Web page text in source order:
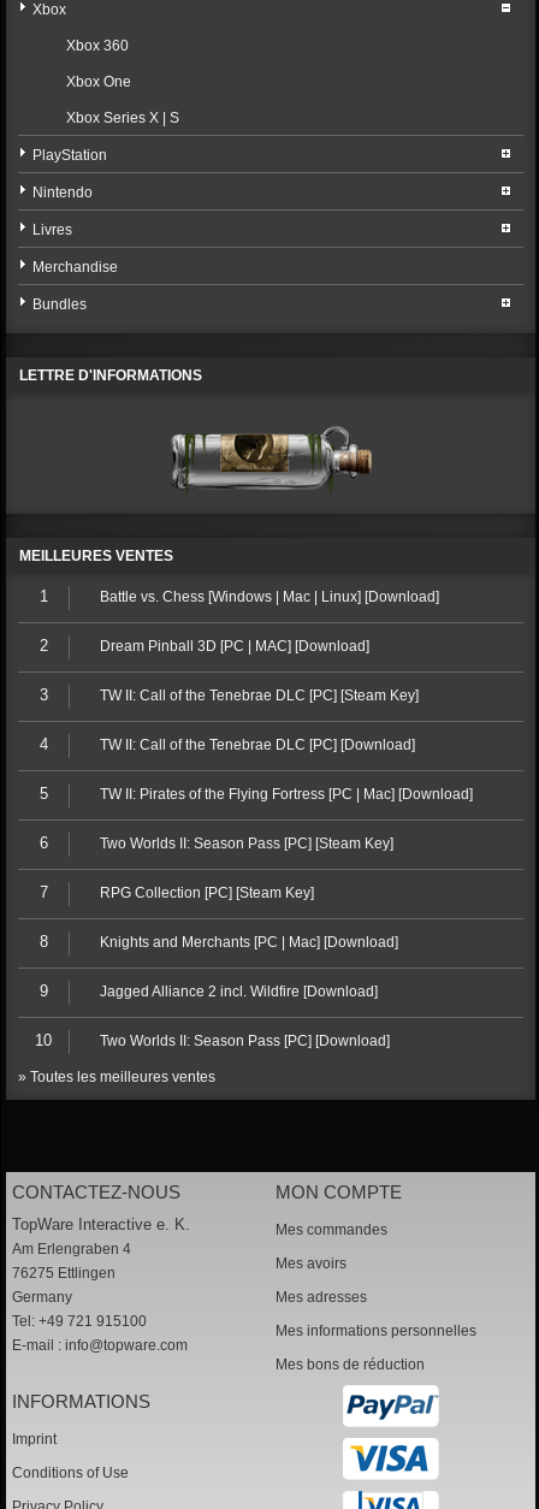
Xbox
Xbox 360
Xbox One
Xbox Series X | S
PlayStation
Nintendo
Livres
Merchandise
Bundles
LETTRE D'INFORMATIONS
MEILLEURES VENTES
1 Battle vs. Chess [Windows | Mac | Linux] [Download]
2 Dream Pinball 3D [PC | MAC] [Download]
3 TW II: Call of the Tenebrae DLC [PC] [Steam Key]
4 TW II: Call of the Tenebrae DLC [PC] [Download]
5 TW II: Pirates of the Flying Fortress [PC | Mac] [Download]
6 Two Worlds II: Season Pass [PC] [Steam Key]
7 RPG Collection [PC] [Steam Key]
8 Knights and Merchants [PC | Mac] [Download]
9 Jagged Alliance 2 incl. Wildfire [Download]
10 Two Worlds II: Season Pass [PC] [Download]
» Toutes les meilleures ventes
CONTACTEZ-NOUS
TopWare Interactive e. K.
Am Erlengraben 4
76275 Ettlingen
Germany
Tel: +49 721 915100
E-mail : info@topware.com
MON COMPTE
Mes commandes
Mes avoirs
Mes adresses
Mes informations personnelles
Mes bons de réduction
INFORMATIONS
Imprint
Conditions of Use